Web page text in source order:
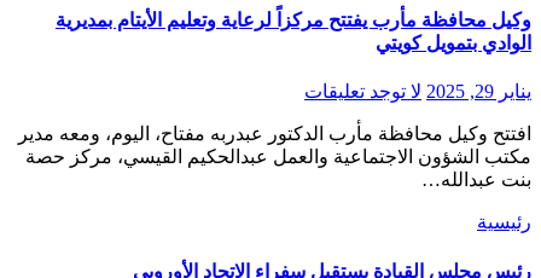
وكيل محافظة مأرب يفتتح مركزاً لرعاية وتعليم الأيتام بمديرية
الوادي بتمويل كويتي
يناير 29, 2025 لا توجد تعليقات
مكتب الشؤون الاجتماعية والعمل عبدالحكيم القيسي، مركز حصة
بنت عبدالله…
رئيسية
رئيس مجلس القيادة يستقبل سفراء الاتحاد الأوروبي